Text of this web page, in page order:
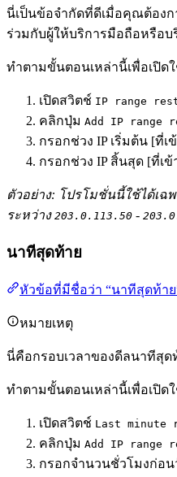
นี่เป็นข้อจำกัดที่ดีเมื่อคุณต้อง
ร่วมกับผู้ให้บริการมือถือหรือบ
ทำตามขั้นตอนเหล่านี้เพื่อเปิด
เปิดสวิตช์ IP range
คลิกปุ่ม Add IP range
กรอกช่วง IP เริ่มต้น [ที่เ
กรอกช่วง IP สิ้นสุด [ที่เ
ตัวอย่าง: โปรโมชั่นนี้ใช้ได้เฉ
ระหว่าง 203.0.113.50 -
นาทีสุดท้าย
หัวข้อที่มีชื่อว่า “นาทีสุดท้าย
หมายเหตุ
นี่คือกรอบเวลาของดีลนาทีสุ
ทำตามขั้นตอนเหล่านี้เพื่อเปิด
เปิดสวิตช์ Last
คลิกปุ่ม Add IP range
กรอกจำนวนชั่วโมงก่อน